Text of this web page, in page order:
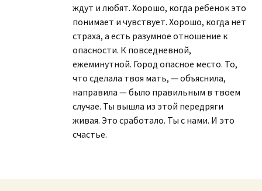
ждут и любят. Хорошо, когда ребенок это
понимает и чувствует. Хорошо, когда нет
страха, а есть разумное отношение к
опасности. К повседневной,
ежеминутной. Город опасное место. То,
что сделала твоя мать, — объяснила,
направила — было правильным в твоем
случае. Ты вышла из этой передряги
живая. Это сработало. Ты с нами. И это
счастье.